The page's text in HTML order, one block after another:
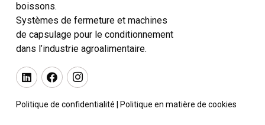
boissons.
Systèmes de fermeture et machines
de capsulage pour le conditionnement
dans l’industrie agroalimentaire.
Politique de confidentialité Politique en matière de cookies